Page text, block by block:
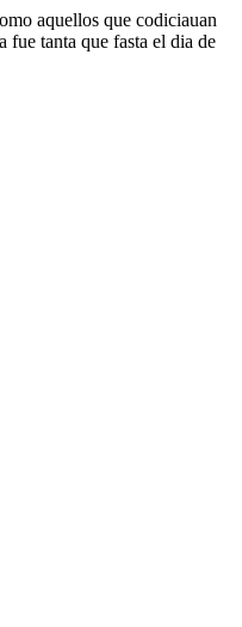
aquellos que codiciauan
fue tanta que fasta el dia de